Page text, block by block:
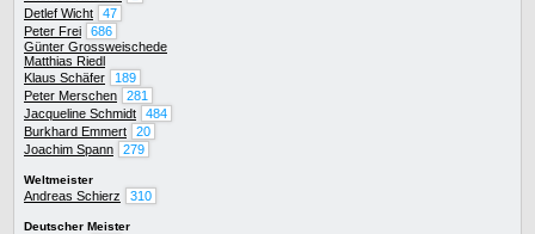
Detlef Wicht
47
Peter Frei
686
Günter Grossweischede
Matthias Riedl
Klaus Schäfer
189
Peter Merschen
281
Jacqueline Schmidt
484
Burkhard Emmert
20
Joachim Spann
279
Weltmeister
Andreas Schierz 310
Deutscher Meister